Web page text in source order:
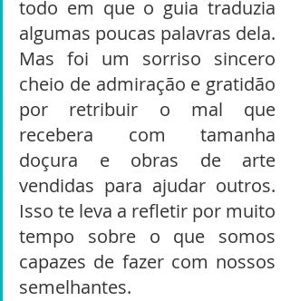
todo em que o guia traduzia
algumas poucas palavras dela.
Mas foi um sorriso sincero
cheio de admiração e gratidão
por retribuir o mal que
recebera com tamanha
doçura e obras de arte
vendidas para ajudar outros.
Isso te leva a refletir por muito
tempo sobre o que somos
capazes de fazer com nossos
semelhantes.